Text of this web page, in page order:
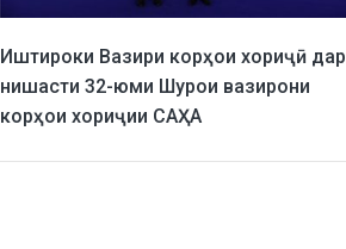
Иштироки Вазири корҳои хориҷӣ дар
нишасти 32-юми Шурои вазирони
корҳои хориҷии САҲА